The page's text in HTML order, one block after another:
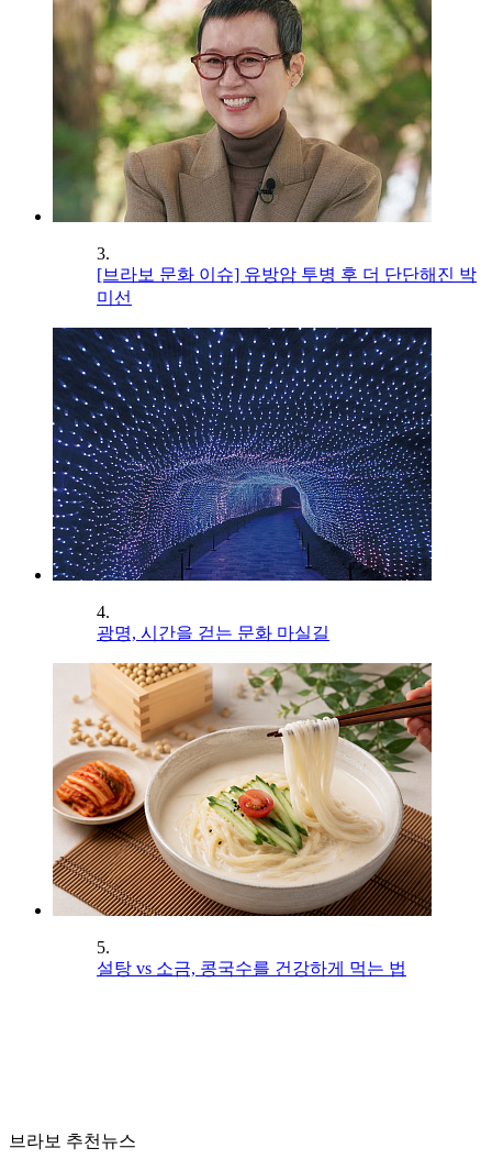
3.
[브라보 문화 이슈] 유방암 투병 후 더 단단해진 박
미선
4.
광명, 시간을 걷는 문화 마실길
5.
설탕 vs 소금, 콩국수를 건강하게 먹는 법
브라보 추천뉴스